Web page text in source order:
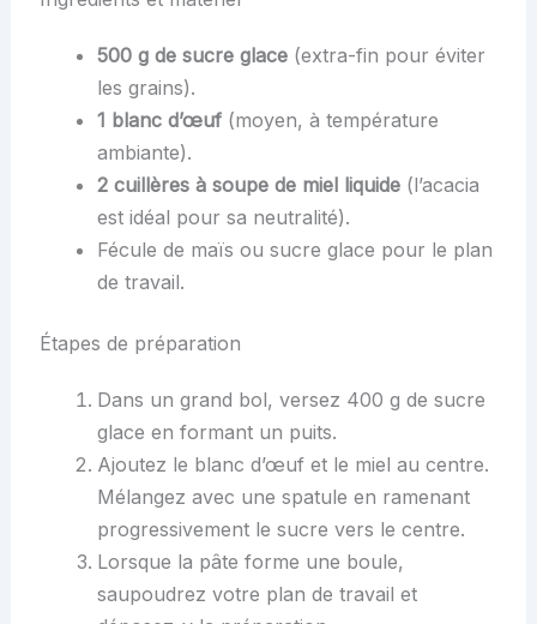
500 g de sucre glace(extra-fin pour éviter
les grains).
1 blanc d’œuf(moyen, à température
ambiante).
2 cuillères à soupe de miel liquide(l’acacia
est idéal pour sa neutralité).
Fécule de maïs ou sucre glace pour le plan
de travail.
Étapes de préparation
Dans un grand bol, versez 400 g de sucre
glace en formant un puits.
Ajoutez le blanc d’œuf et le miel au centre.
Mélangez avec une spatule en ramenant
progressivement le sucre vers le centre.
Lorsque la pâte forme une boule,
saupoudrez votre plan de travail et